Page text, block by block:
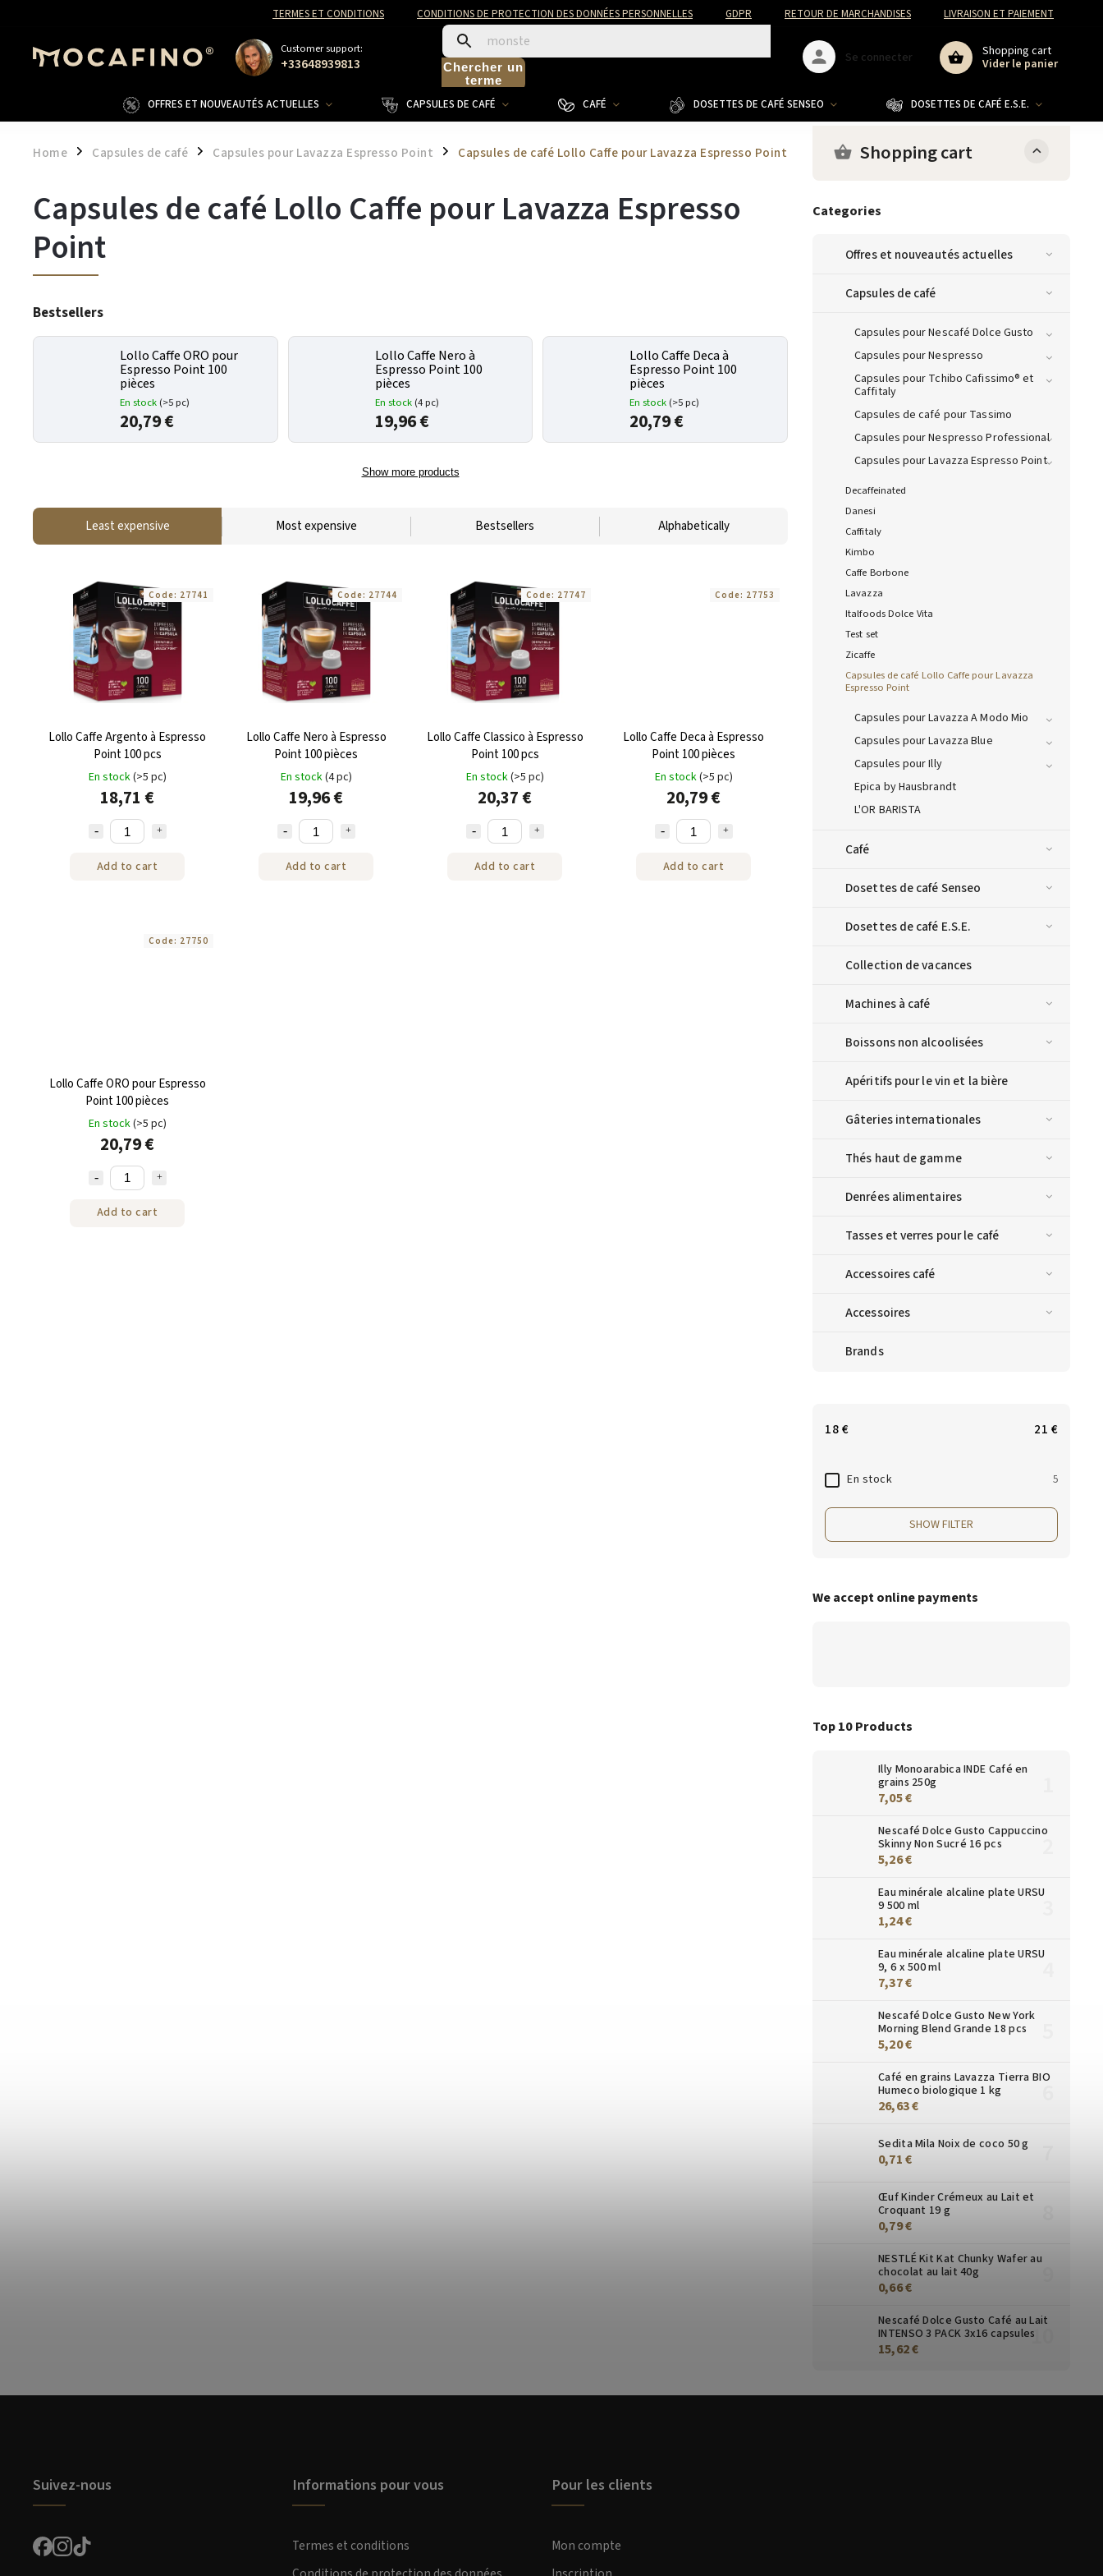
TERMES ET CONDITIONS CONDITIONS DE PROTECTION DES DONNÉES PERSONNELLES GDPR RETOUR DE MARCHANDISES LIVRAISON ET PAIEMENT
Customer support:
+33648939813
Chercher un
terme
Shopping cart
Vider le panier
Se connecter
OFFRES ET NOUVEAUTÉS ACTUELLES CAPSULES DE CAFÉ CAFÉ DOSETTES DE CAFÉ SENSEO DOSETTES DE CAFÉ E.S.E.
Home / Capsules de café / Capsules pour Lavazza Espresso Point / Capsules de café Lollo Caffe pour Lavazza Espresso Point Shopping cart
Categories
Offres et nouveautés actuelles
Capsules de café
Capsules pour Nescafé Dolce Gusto
Capsules pour Nespresso
Capsules pour Tchibo Cafissimo® et
Caffitaly
Capsules de café pour Tassimo
Capsules pour Nespresso Professional
Capsules pour Lavazza Espresso Point
Decaffeinated
Danesi
Caffitaly
Kimbo
Caffe Borbone
Lavazza
Italfoods Dolce Vita
Test set
Zicaffe
Capsules de café Lollo Caffe pour Lavazza
Espresso Point
Capsules pour Lavazza A Modo Mio
Capsules pour Lavazza Blue
Capsules pour Illy
Epica by Hausbrandt
L'OR BARISTA
Café
Dosettes de café Senseo
Dosettes de café E.S.E.
Collection de vacances
Machines à café
Boissons non alcoolisées
Apéritifs pour le vin et la bière
Gâteries internationales
Thés haut de gamme
Denrées alimentaires
Tasses et verres pour le café
Accessoires café
Accessoires
Brands
18€ 21 €
En stock 5
SHOW FILTER
We accept online payments
Top 10 Products
Illy Monoarabica INDE Café en
grains 250g
7,05 €
Nescafé Dolce Gusto Cappuccino
Skinny Non Sucré 16 pcs
5,26 €
Eau minérale alcaline plate URSU
9 500 ml
1,24 €
Eau minérale alcaline plate URSU
9, 6 x 500 ml
7,37 €
Nescafé Dolce Gusto New York
Morning Blend Grande 18 pcs
5,20 €
Café en grains Lavazza Tierra BIO
Humeco biologique 1 kg
26,63 €
Sedita Mila Noix de coco 50 g
0,71 €
Œuf Kinder Crémeux au Lait et
Croquant 19 g
0,79 €
NESTLÉ Kit Kat Chunky Wafer au
chocolat au lait 40g
0,66 €
Nescafé Dolce Gusto Café au Lait
INTENSO 3 PACK 3x16 capsules
15,62 €
Capsules de café Lollo Caffe pour Lavazza Espresso
Point
Bestsellers
Lollo Caffe ORO pour
Espresso Point 100
pièces
En stock (>5 pc)
20,79 €
Lollo Caffe Nero à
Espresso Point 100
pièces
En stock (4 pc)
19,96 €
Lollo Caffe Deca à
Espresso Point 100
pièces
En stock (>5 pc)
20,79 €
Show more products
Least expensive Most expensive Bestsellers Alphabetically
Lollo Caffe Argento à Espresso
Point 100 pcs
En stock(>5 pc)
18,71 €
Add to cart
Code: 27741
Lollo Caffe Nero à Espresso
Point 100 pièces
En stock(4 pc)
19,96 €
Add to cart
Code: 27744
Lollo Caffe Classico à Espresso
Point 100 pcs
En stock(>5 pc)
20,37 €
Add to cart
Code: 27747
Lollo Caffe Deca à Espresso
Point 100 pièces
En stock(>5 pc)
20,79 €
Add to cart
Code: 27753
Lollo Caffe ORO pour Espresso
Point 100 pièces
En stock(>5 pc)
20,79 €
Add to cart
Code: 27750
Suivez-nous Informations pour vous
Termes et conditions
Pour les clients
Mon compte